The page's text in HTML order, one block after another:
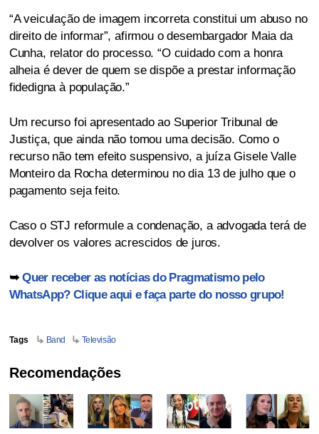
“A veiculação de imagem incorreta constitui um abuso no
direito de informar”, afirmou o desembargador Maia da
Cunha, relator do processo. “O cuidado com a honra
alheia é dever de quem se dispõe a prestar informação
fidedigna à população.”
Um recurso foi apresentado ao Superior Tribunal de
Justiça, que ainda não tomou uma decisão. Como o
recurso não tem efeito suspensivo, a juíza Gisele Valle
Monteiro da Rocha determinou no dia 13 de julho que o
pagamento seja feito.
Caso o STJ reformule a condenação, a advogada terá de
devolver os valores acrescidos de juros.
➥Quer receber as notícias do Pragmatismo pelo
WhatsApp? Clique aqui e faça parte do nosso grupo!
Tags Band Televisão
Recomendações